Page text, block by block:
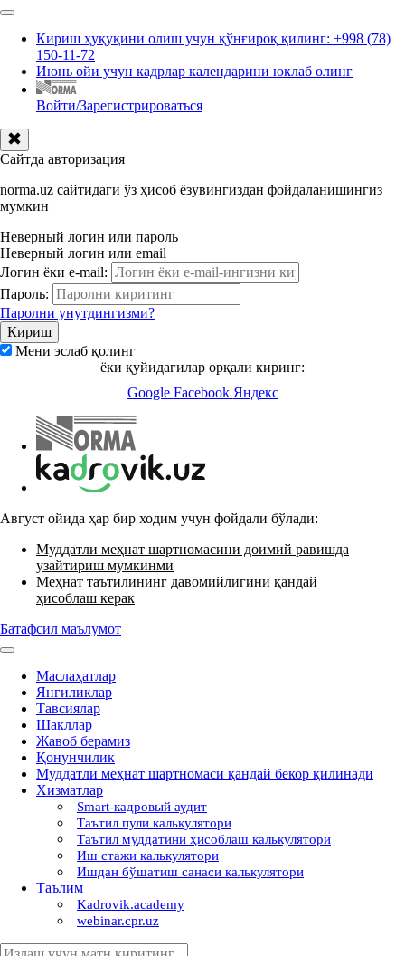
Кириш ҳуқуқини олиш учун қўнғироқ қилинг: +998 (78)
150-11-72
Июнь ойи учун кадрлар календарини юклаб олинг
Войти/Зарегистрироваться
Сайтда авторизация
norma.uz сайтидаги ўз ҳисоб ёзувингиздан фойдаланишингиз
мумкин
Неверный логин или пароль
Неверный логин или email
Логин ёки e-mail:
Пароль:
Паролни унутдингизми?
Мени эслаб қолинг
ёки қуйидагилар орқали киринг:
Google Facebook Яндекс
Август ойида ҳар бир ходим учун фойдали бўлади:
Муддатли меҳнат шартномасини доимий равишда
узайтириш мумкинми
Меҳнат таътилининг давомийлигини қандай
ҳисоблаш керак
Батафсил маълумот
Маслаҳатлар
Янгиликлар
Тавсиялар
Шакллар
Жавоб берамиз
Қонунчилик
Муддатли меҳнат шартномаси қандай бекор қилинади
Хизматлар
Smart-кадровый аудит
Таътил пули калькулятори
Таътил муддатини ҳисоблаш калькулятори
Иш стажи калькулятори
Ишдан бўшатиш санаси калькулятори
Таълим
Kadrovik.academy
webinar.cpr.uz